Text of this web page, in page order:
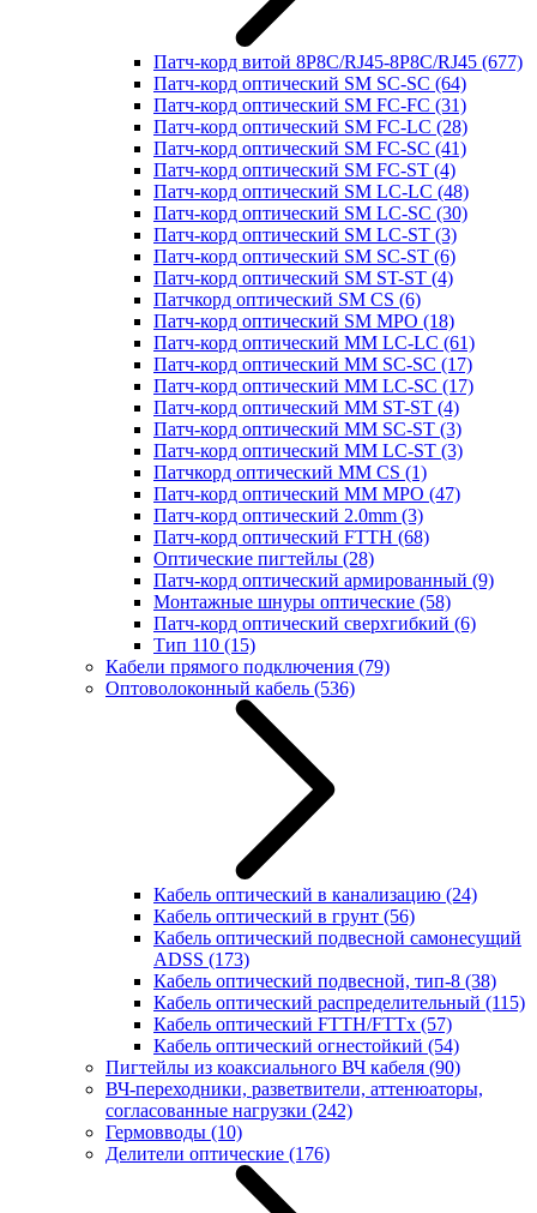
Патч-корд витой 8P8C/RJ45-8P8C/RJ45 (677)
Патч-корд оптический SM SC-SC (64)
Патч-корд оптический SM FC-FC (31)
Патч-корд оптический SM FC-LC (28)
Патч-корд оптический SM FC-SC (41)
Патч-корд оптический SM FC-ST (4)
Патч-корд оптический SM LC-LC (48)
Патч-корд оптический SM LC-SC (30)
Патч-корд оптический SM LC-ST (3)
Патч-корд оптический SM SC-ST (6)
Патч-корд оптический SM ST-ST (4)
Патчкорд оптический SM CS (6)
Патч-корд оптический SM MPO (18)
Патч-корд оптический MM LC-LC (61)
Патч-корд оптический MM SC-SC (17)
Патч-корд оптический MM LC-SC (17)
Патч-корд оптический MM ST-ST (4)
Патч-корд оптический MM SC-ST (3)
Патч-корд оптический MM LC-ST (3)
Патчкорд оптический MM CS (1)
Патч-корд оптический MM MPO (47)
Патч-корд оптический 2.0mm (3)
Патч-корд оптический FTTH (68)
Оптические пигтейлы (28)
Патч-корд оптический армированный (9)
Монтажные шнуры оптические (58)
Патч-корд оптический сверхгибкий (6)
Тип 110 (15)
Кабели прямого подключения (79)
Оптоволоконный кабель (536)
Кабель оптический в канализацию (24)
Кабель оптический в грунт (56)
Кабель оптический подвесной самонесущий
ADSS (173)
Кабель оптический подвесной, тип-8 (38)
Кабель оптический распределительный (115)
Кабель оптический FTTH/FTTx (57)
Кабель оптический огнестойкий (54)
Пигтейлы из коаксиального ВЧ кабеля (90)
ВЧ-переходники, разветвители, аттенюаторы,
согласованные нагрузки (242)
Гермовводы (10)
Делители оптические (176)